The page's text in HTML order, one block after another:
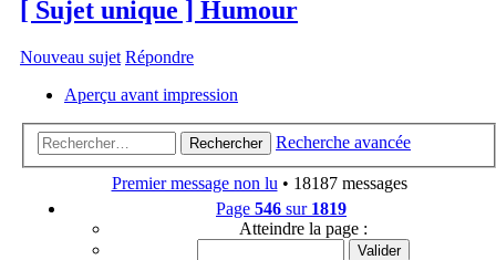
[ Sujet unique ] Humour
Nouveau sujet Répondre
Aperçu avant impression
Rechercher Recherche avancée
Premier message non lu • 18187 messages
Page 546 sur 1819
Atteindre la page :